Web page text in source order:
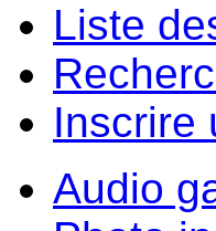
Liste
Inscrire
Audio